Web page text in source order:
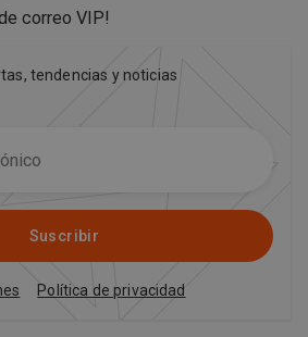
correo VIP!
tendencias y noticias
Suscribir
Política de privacidad